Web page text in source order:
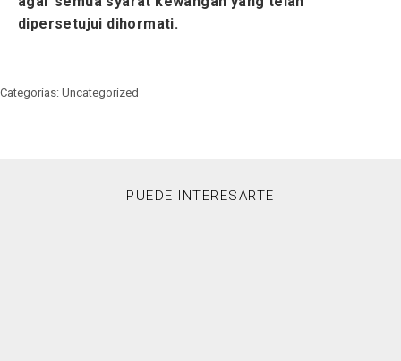
dipersetujui dihormati.
Categorías: Uncategorized
PUEDE INTERESARTE